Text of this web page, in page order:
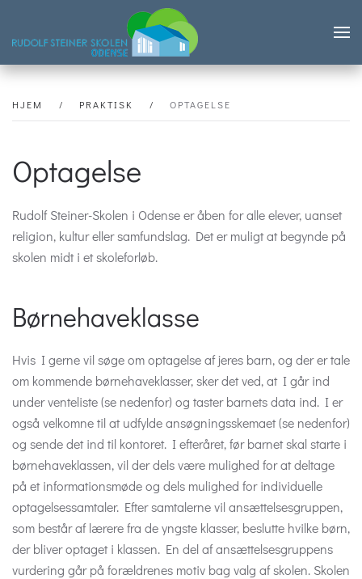
Skip to main content
HJEM PRAKTISK OPTAGELSE
Optagelse
Rudolf Steiner-Skolen i Odense er åben for alle elever, uanset
religion, kultur eller samfundslag. Det er muligt at begynde på
skolen midt i et skoleforløb.
Børnehaveklasse
Hvis I gerne vil søge om optagelse af jeres barn, og der er tale
om kommende børnehaveklasser, sker det ved, at I går ind
under venteliste (se nedenfor) og taster barnets data ind. I er
også velkomne til at udfylde ansøgningsskemaet (se nedenfor)
og sende det ind til kontoret. I efteråret, før barnet skal starte i
børnehaveklassen, vil der dels være mulighed for at deltage
på et informationsmøde og dels mulighed for individuelle
optagelsessamtaler. Efter samtalerne vil ansættelsesgruppen,
som består af lærere fra de yngste klasser, beslutte hvilke børn,
der bliver optaget i klassen. En del af ansættelsesgruppens
vurdering går på forældrenes motiv bag valg af skolen. Skolen